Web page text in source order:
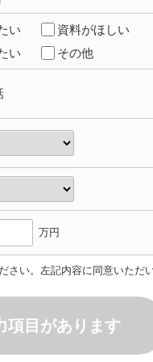
い 資料がほしい
い
その他
万円
さい。左記内容に同意いただ
項目があります